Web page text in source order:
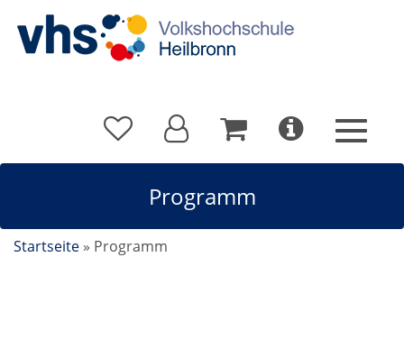
Programm
Startseite » Programm